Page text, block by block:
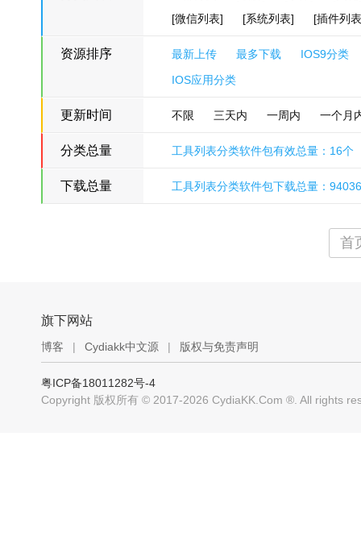
Cydiakk中文源™
[微信列表]
[系统列表] [插件列
资源排序 最新上传 最多下载
IOS9分类
IOS应用分类
更新时间 不限 三天内 一周内 一个月
分类总量 工具列表分类软件包有效总量：16个
下载总量 工具列表分类软件包下载总量：
首
旗下网站
博客 | Cydiakk中文源 | 版权与免责声明
粤ICP备18011282号-4
Copyright 版权所有 © 2017-2026 CydiaKK.Com ®. All rights